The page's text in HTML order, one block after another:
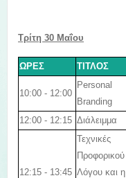
Τρίτη 30 Μαΐου
ΩΡΕΣ ΤΙΤΛΟΣ
10:00 - 12:00
Personal
Branding
12:00 - 12:15 Διάλειμμα
12:15 - 13:45
Τεχνικές
Προφορικού
Λόγου και η